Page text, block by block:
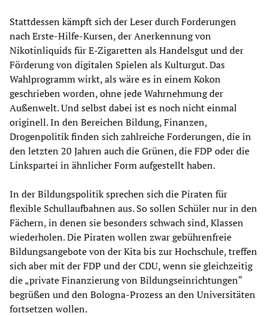
Stattdessen kämpft sich der Leser durch Forderungen
nach Erste-Hilfe-Kursen, der Anerkennung von
Nikotinliquids für E-Zigaretten als Handelsgut und der
Förderung von digitalen Spielen als Kulturgut. Das
Wahlprogramm wirkt, als wäre es in einem Kokon
geschrieben worden, ohne jede Wahrnehmung der
Außenwelt. Und selbst dabei ist es noch nicht einmal
originell. In den Bereichen Bildung, Finanzen,
Drogenpolitik finden sich zahlreiche Forderungen, die in
den letzten 20 Jahren auch die Grünen, die FDP oder die
Linkspartei in ähnlicher Form aufgestellt haben.
In der Bildungspolitik sprechen sich die Piraten für
flexible Schullaufbahnen aus. So sollen Schüler nur in den
Fächern, in denen sie besonders schwach sind, Klassen
wiederholen. Die Piraten wollen zwar gebührenfreie
Bildungsangebote von der Kita bis zur Hochschule, treffen
sich aber mit der FDP und der CDU, wenn sie gleichzeitig
die „private Finanzierung von Bildungseinrichtungen“
begrüßen und den Bologna-Prozess an den Universitäten
fortsetzen wollen.